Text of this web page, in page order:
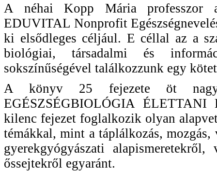
A néhai Kopp Mária professzor
EDUVITAL Nonprofit
ki elsődleges céljául. E céllal az a
biológiai, társadalmi és
sokszínűségével találkozzunk egy
A könyv 25 fejezete öt
EGÉSZSÉGBIOLÓGIA
kilenc fejezet foglalkozik olyan
témákkal, mint a táplálkozás,
gyerekgyógyászati
őssejtekről egyaránt.